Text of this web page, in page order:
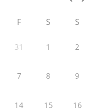
F S S
31 1 2
7 8 9
14 15 16